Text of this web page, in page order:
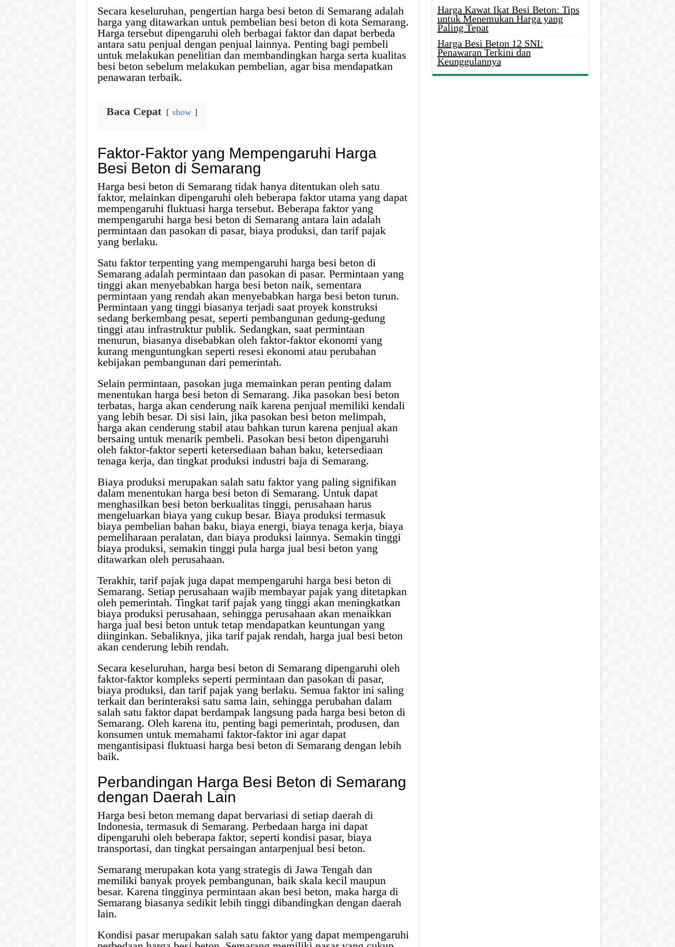
Secara keseluruhan, pengertian harga besi beton di Semarang adalah
harga yang ditawarkan untuk pembelian besi beton di kota Semarang.
Harga tersebut dipengaruhi oleh berbagai faktor dan dapat berbeda
antara satu penjual dengan penjual lainnya. Penting bagi pembeli
untuk melakukan penelitian dan membandingkan harga serta kualitas
besi beton sebelum melakukan pembelian, agar bisa mendapatkan
penawaran terbaik.
Baca Cepat show
Faktor-Faktor yang Mempengaruhi Harga
Besi Beton di Semarang
Harga besi beton di Semarang tidak hanya ditentukan oleh satu
faktor, melainkan dipengaruhi oleh beberapa faktor utama yang dapat
mempengaruhi fluktuasi harga tersebut. Beberapa faktor yang
mempengaruhi harga besi beton di Semarang antara lain adalah
permintaan dan pasokan di pasar, biaya produksi, dan tarif pajak
yang berlaku.
Satu faktor terpenting yang mempengaruhi harga besi beton di
Semarang adalah permintaan dan pasokan di pasar. Permintaan yang
tinggi akan menyebabkan harga besi beton naik, sementara
permintaan yang rendah akan menyebabkan harga besi beton turun.
Permintaan yang tinggi biasanya terjadi saat proyek konstruksi
sedang berkembang pesat, seperti pembangunan gedung-gedung
tinggi atau infrastruktur publik. Sedangkan, saat permintaan
menurun, biasanya disebabkan oleh faktor-faktor ekonomi yang
kurang menguntungkan seperti resesi ekonomi atau perubahan
kebijakan pembangunan dari pemerintah.
Selain permintaan, pasokan juga memainkan peran penting dalam
menentukan harga besi beton di Semarang. Jika pasokan besi beton
terbatas, harga akan cenderung naik karena penjual memiliki kendali
yang lebih besar. Di sisi lain, jika pasokan besi beton melimpah,
harga akan cenderung stabil atau bahkan turun karena penjual akan
bersaing untuk menarik pembeli. Pasokan besi beton dipengaruhi
oleh faktor-faktor seperti ketersediaan bahan baku, ketersediaan
tenaga kerja, dan tingkat produksi industri baja di Semarang.
Biaya produksi merupakan salah satu faktor yang paling signifikan
dalam menentukan harga besi beton di Semarang. Untuk dapat
menghasilkan besi beton berkualitas tinggi, perusahaan harus
mengeluarkan biaya yang cukup besar. Biaya produksi termasuk
biaya pembelian bahan baku, biaya energi, biaya tenaga kerja, biaya
pemeliharaan peralatan, dan biaya produksi lainnya. Semakin tinggi
biaya produksi, semakin tinggi pula harga jual besi beton yang
ditawarkan oleh perusahaan.
Terakhir, tarif pajak juga dapat mempengaruhi harga besi beton di
Semarang. Setiap perusahaan wajib membayar pajak yang ditetapkan
oleh pemerintah. Tingkat tarif pajak yang tinggi akan meningkatkan
biaya produksi perusahaan, sehingga perusahaan akan menaikkan
harga jual besi beton untuk tetap mendapatkan keuntungan yang
diinginkan. Sebaliknya, jika tarif pajak rendah, harga jual besi beton
akan cenderung lebih rendah.
Secara keseluruhan, harga besi beton di Semarang dipengaruhi oleh
faktor-faktor kompleks seperti permintaan dan pasokan di pasar,
biaya produksi, dan tarif pajak yang berlaku. Semua faktor ini saling
terkait dan berinteraksi satu sama lain, sehingga perubahan dalam
salah satu faktor dapat berdampak langsung pada harga besi beton di
Semarang. Oleh karena itu, penting bagi pemerintah, produsen, dan
konsumen untuk memahami faktor-faktor ini agar dapat
mengantisipasi fluktuasi harga besi beton di Semarang dengan lebih
baik.
Perbandingan Harga Besi Beton di Semarang
dengan Daerah Lain
Harga besi beton memang dapat bervariasi di setiap daerah di
Indonesia, termasuk di Semarang. Perbedaan harga ini dapat
dipengaruhi oleh beberapa faktor, seperti kondisi pasar, biaya
transportasi, dan tingkat persaingan antarpenjual besi beton.
Semarang merupakan kota yang strategis di Jawa Tengah dan
memiliki banyak proyek pembangunan, baik skala kecil maupun
besar. Karena tingginya permintaan akan besi beton, maka harga di
Semarang biasanya sedikit lebih tinggi dibandingkan dengan daerah
lain.
Kondisi pasar merupakan salah satu faktor yang dapat mempengaruhi
Harga Kawat Ikat Besi Beton: Tips
untuk Menemukan Harga yang
Paling Tepat
Harga Besi Beton 12 SNI:
Penawaran Terkini dan
Keunggulannya